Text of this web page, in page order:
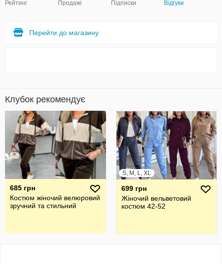
Рейтинг Продажі Підписки Відгуки
Перейти до магазину
Клубок рекомендує
685 грн
Костюм жіночий велюровий
зручний та стильний
S, M, L, XL
699 грн
Жіночий вельветовий
костюм 42-52